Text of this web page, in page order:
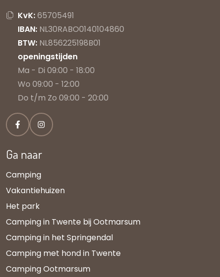
KvK:65705491
IBAN: NL30RABO0140104860
BTW: NL856225198B01
openingstijden
Ma - Di 09:00 - 18:00
Wo 09:00 - 12:00
Do t/m Zo 09:00 - 20:00
Ga naar
Camping
Vakantiehuizen
Het park
Camping in Twente bij Ootmarsum
Camping in het Springendal
Camping met hond in Twente
Camping Ootmarsum